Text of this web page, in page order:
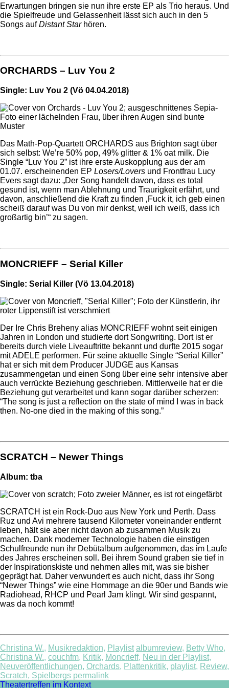
Erwartungen bringen sie nun ihre erste EP als Trio heraus. Und
die Spielfreude und Gelassenheit lässt sich auch in den 5
Songs aufDistant Starhören.
ORCHARDS – Luv You 2
Single: Luv You 2 (Vö 04.04.2018)
Das Math-Pop-Quartett ORCHARDS aus Brighton sagt über
sich selbst: We’re 50% pop, 49% glitter & 1% oat milk. Die
Single “Luv You 2” ist ihre erste Auskopplung aus der am
01.07. erscheinenden EP Losers/Lovers und Frontfrau Lucy
Evers sagt dazu: „Der Song handelt davon, dass es total
gesund ist, wenn man Ablehnung und Traurigkeit erfährt, und
davon, anschließend die Kraft zu finden ‚Fuck it, ich geb einen
scheiß darauf was Du von mir denkst, weil ich weiß, dass ich
großartig bin’“ zu sagen.
MONCRIEFF – Serial Killer
Single: Serial Killer (Vö 13.04.2018)
Der Ire Chris Breheny alias MONCRIEFF wohnt seit einigen
Jahren in London und studierte dort Songwriting. Dort ist er
bereits durch viele Liveauftritte bekannt und durfte 2015 sogar
mit ADELE performen. Für seine aktuelle Single “Serial Killer”
hat er sich mit dem Producer JUDGE aus Kansas
zusammengetan und einen Song über eine sehr intensive aber
auch verrückte Beziehung geschrieben. Mittlerweile hat er die
Beziehung gut verarbeitet und kann sogar darüber scherzen:
“The song is just a reflection on the state of mind I was in back
then. No-one died in the making of this song.”
SCRATCH – Newer Things
Album: tba
SCRATCH ist ein Rock-Duo aus New York und Perth. Dass
Ruz und Avi mehrere tausend Kilometer voneinander entfernt
leben, hält sie aber nicht davon ab zusammen Musik zu
machen. Dank moderner Technologie haben die einstigen
Schulfreunde nun ihr Debütalbum aufgenommen, das im Laufe
des Jahres erscheinen soll. Bei ihrem Sound graben sie tief in
der Inspirationskiste und nehmen alles mit, was sie bisher
geprägt hat. Daher verwundert es auch nicht, dass ihr Song
“Newer Things” wie eine Hommage an die 90er und Bands wie
Radiohead, RHCP und Pearl Jam klingt. Wir sind gespannt,
was da noch kommt!
Christina W., Musikredaktion, Playlist albumreview, Betty Who,
Christina W., couchfm, Kritik, Moncrieff, Neu in der Playlist,
Neuveröffentlichungen, Orchards, Plattenkritik, playlist, Review,
Scratch, Spielbergs permalink
Theatertreffen im Kontext